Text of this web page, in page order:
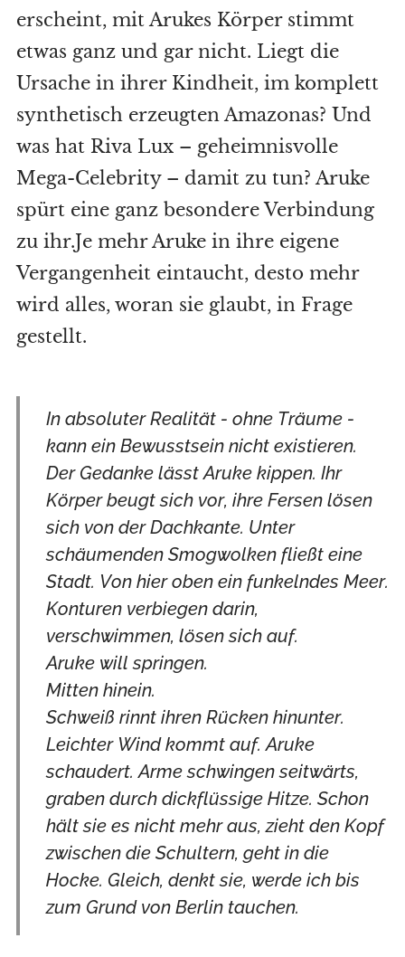
erscheint, mit Arukes Körper stimmt
etwas ganz und gar nicht. Liegt die
Ursache in ihrer Kindheit, im komplett
synthetisch erzeugten Amazonas? Und
was hat Riva Lux – geheimnisvolle
Mega-Celebrity – damit zu tun? Aruke
spürt eine ganz besondere Verbindung
zu ihr.Je mehr Aruke in ihre eigene
Vergangenheit eintaucht, desto mehr
wird alles, woran sie glaubt, in Frage
gestellt.
In absoluter Realität - ohne Träume -
kann ein Bewusstsein nicht existieren.
Der Gedanke lässt Aruke kippen. Ihr
Körper beugt sich vor, ihre Fersen lösen
sich von der Dachkante. Unter
schäumenden Smogwolken fließt eine
Stadt. Von hier oben ein funkelndes Meer.
Konturen verbiegen darin,
verschwimmen, lösen sich auf.
Aruke will springen.
Mitten hinein.
Schweiß rinnt ihren Rücken hinunter.
Leichter Wind kommt auf. Aruke
schaudert. Arme schwingen seitwärts,
graben durch dickflüssige Hitze. Schon
hält sie es nicht mehr aus, zieht den Kopf
zwischen die Schultern, geht in die
Hocke. Gleich, denkt sie, werde ich bis
zum Grund von Berlin tauchen.